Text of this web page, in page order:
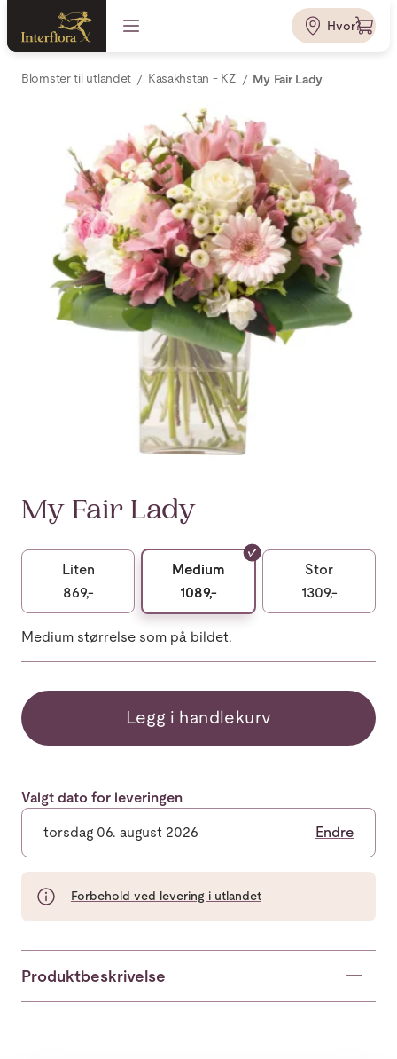
Hvor?
Blomster til utlandet Kasakhstan - KZ My Fair Lady
My Fair Lady
Liten
869,-
Medium
1089,-
Stor
1309,-
Medium størrelse som på bildet.
Legg i handlekurv
Valgt dato for leveringen
torsdag 06. august 2026 Endre
Forbehold ved levering i utlandet
Produktbeskrivelse